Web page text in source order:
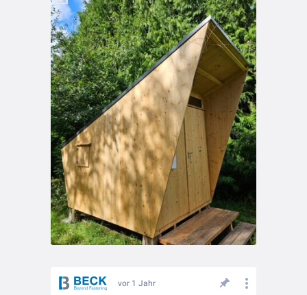
vor 1 Jahr